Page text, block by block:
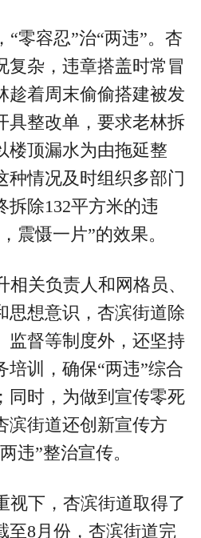
“零容忍”治“两违”。杏
复杂，违章搭盖时常冒
趁着周末偷偷搭建被发
具整改单，要求老林拆
楼顶漏水为由拖延整
种情况及时组织多部门
拆除132平方米的违
震慑一片”的效果。
相关负责人和网格员、
思想意识，杏滨街道除
监督等制度外，还坚持
培训，确保“两违”综合
同时，为做到宣传零死
滨街道还创新宣传方
违”整治宣传。
视下，杏滨街道取得了
至8月份，杏滨街道完